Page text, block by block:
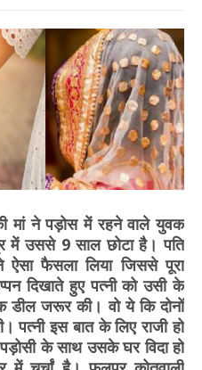
मां ने पड़ोस में रहने वाले युवक
में उससे 9 साल छोटा है। पति
फैसला लिया जिससे पूरा
दिखाते हुए पत्नी को उसी के
डील जरूर की। वो ये कि दोनों
पत्नी इस बात के लिए राजी हो
के साथ उसके घर विदा हो